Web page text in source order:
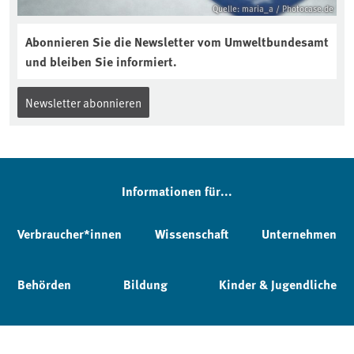
Quelle: maria_a / Photocase.de
Abonnieren Sie die Newsletter vom Umweltbundesamt
und bleiben Sie informiert.
Newsletter abonnieren
Informationen für...
Verbraucher*innen Wissenschaft Unternehmen
Behörden Bildung Kinder & Jugendliche